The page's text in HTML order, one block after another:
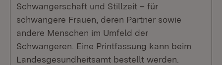
Schwangerschaft und Stillzeit – für
schwangere Frauen, deren Partner sowie
andere Menschen im Umfeld der
Schwangeren. Eine Printfassung kann beim
Landesgesundheitsamt bestellt werden.